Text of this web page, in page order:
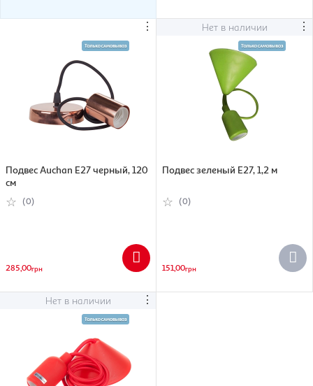
⋮
Подвес Auchan Е27 черный, 120
см
(0)
285,00грн
Нет в наличии ⋮
Подвес зеленый Е27, 1,2 м
(0)
151,00грн
Нет в наличии ⋮